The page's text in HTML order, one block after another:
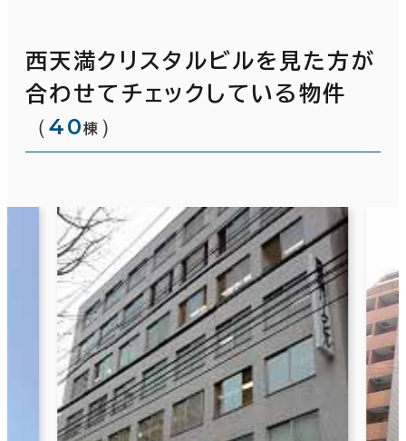
西天満クリスタルビルを見た方が
合わせてチェックしている物件
（40棟 ）